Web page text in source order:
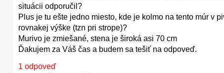
situácii odporučil?
Plus je tu ešte jedno miesto, kde je kolmo na tento múr v
rovnakej výške (tzn pri strope)?
Murivo je zmiešané, stena je široká asi 70 cm
Ďakujem za Váš čas a budem sa tešiť na odpoveď.
1 odpoveď